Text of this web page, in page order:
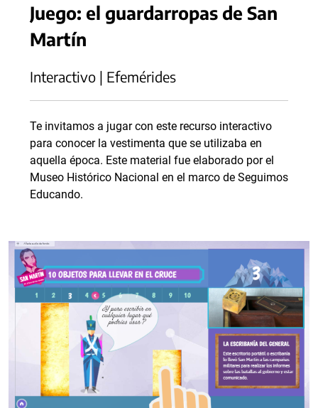
Juego: el guardarropas de San
Martín
Interactivo | Efemérides
Te invitamos a jugar con este recurso interactivo
para conocer la vestimenta que se utilizaba en
aquella época. Este material fue elaborado por el
Museo Histórico Nacional en el marco de Seguimos
Educando.